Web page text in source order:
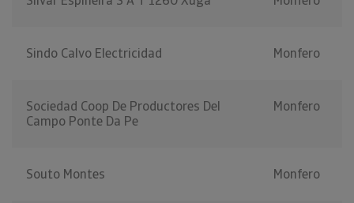
Sindo Calvo Electricidad Monfero
Sociedad Coop De Productores Del
Campo Ponte Da Pe
Monfero
Souto Montes Monfero